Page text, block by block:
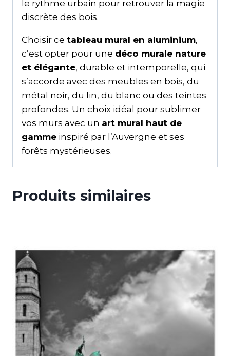
le rythme urbain pour retrouver la magie
discrète des bois.
Choisir ce tableau mural en aluminium,
c’est opter pour une déco murale nature
et élégante, durable et intemporelle, qui
s’accorde avec des meubles en bois, du
métal noir, du lin, du blanc ou des teintes
profondes. Un choix idéal pour sublimer
vos murs avec un art mural haut de
gamme inspiré par l’Auvergne et ses
forêts mystérieuses.
Produits similaires